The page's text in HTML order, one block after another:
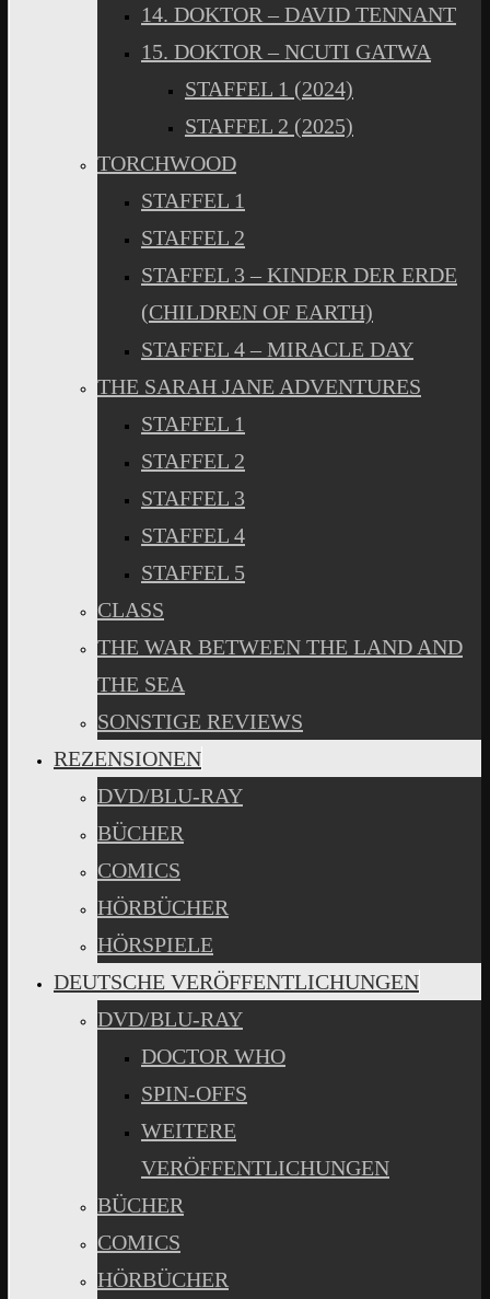
14. DOKTOR – DAVID TENNANT
15. DOKTOR – NCUTI GATWA
STAFFEL 1 (2024)
STAFFEL 2 (2025)
TORCHWOOD
STAFFEL 1
STAFFEL 2
STAFFEL 3 – KINDER DER ERDE
(CHILDREN OF EARTH)
STAFFEL 4 – MIRACLE DAY
THE SARAH JANE ADVENTURES
STAFFEL 1
STAFFEL 2
STAFFEL 3
STAFFEL 4
STAFFEL 5
CLASS
THE WAR BETWEEN THE LAND AND
THE SEA
SONSTIGE REVIEWS
REZENSIONEN
DVD/BLU-RAY
BÜCHER
COMICS
HÖRBÜCHER
HÖRSPIELE
DEUTSCHE VERÖFFENTLICHUNGEN
DVD/BLU-RAY
DOCTOR WHO
SPIN-OFFS
WEITERE
VERÖFFENTLICHUNGEN
BÜCHER
COMICS
HÖRBÜCHER